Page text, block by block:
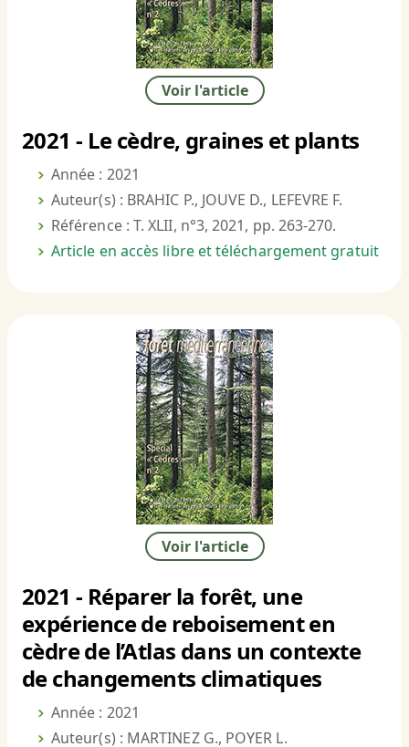
Voir l'article
2021 - Le cèdre, graines et plants
Année : 2021
Auteur(s) : BRAHIC P., JOUVE D., LEFEVRE F.
Référence : T. XLII, n°3, 2021, pp. 263-270.
Article en accès libre et téléchargement gratuit
Voir l'article
2021 - Réparer la forêt, une
expérience de reboisement en
cèdre de l’Atlas dans un contexte
de changements climatiques
Année : 2021
Auteur(s) : MARTINEZ G., POYER L.